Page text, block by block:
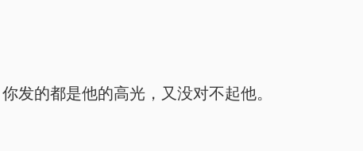
发的都是他的高光，又没对不起他。